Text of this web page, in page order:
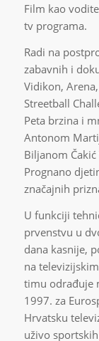
Film kao
tv programa.
Radi na
zabavnih i
Vidikon,
Streetball
Peta brzina i
Antonom
Biljanom
Prognano
značajnih
U funkciji
prvenstvu u
dana kasnije,
na
timu odrađuje
1997. za
Hrvatsku
uživo